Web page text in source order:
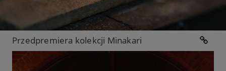
Przedpremiera kolekcji Minakari